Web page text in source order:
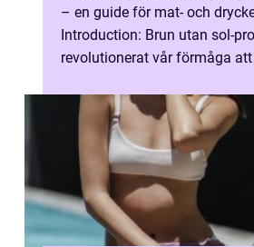
– en guide för mat- och
Introduction: Brun utan sol-
revolutionerat vår förmåga